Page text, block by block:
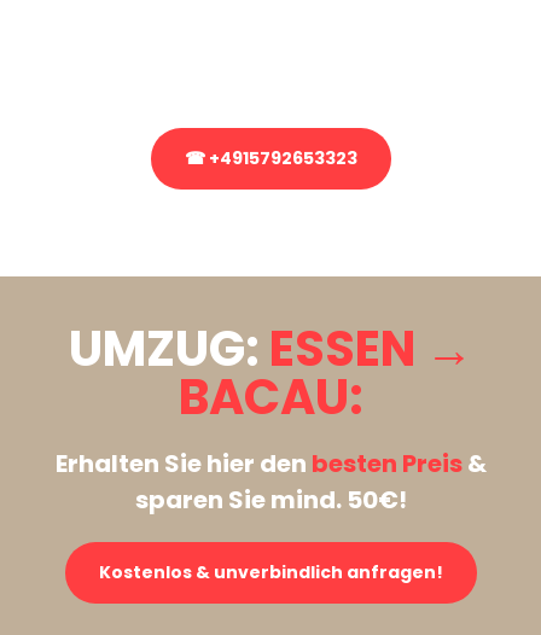
☎ +4915792653323
UMZUG: ESSEN →
BACAU:
Erhalten Sie hier den besten Preis&
sparen Sie mind. 50€!
Kostenlos & unverbindlich anfragen!